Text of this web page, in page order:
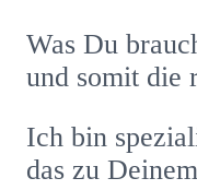
Was Du
und somit die
Ich bin
das zu